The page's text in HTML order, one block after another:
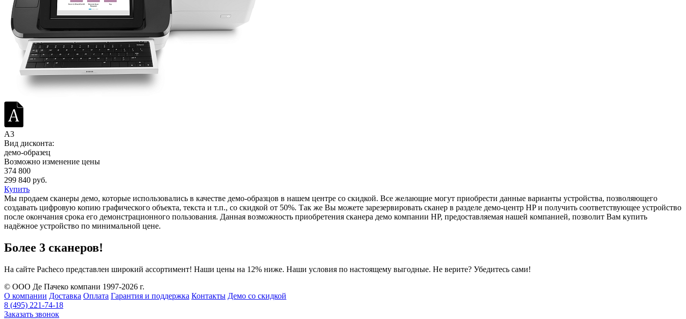
A3
Вид дисконта:
демо-образец
Возможно изменение цены
374 800
299 840 руб.
Купить
Мы продаем сканеры демо, которые использовались в качестве демо-образцов в нашем центре со скидкой. Все желающие могут приобрести данные варианты устройства, позволяющего
создавать цифровую копию графического объекта, текста и т.п., со скидкой от 50%. Так же Вы можете зарезервировать сканер в разделе демо-центр HP и получить соответствующее устройство
после окончания срока его демонстрационного пользования. Данная возможность приобретения сканера демо компании HP, предоставляемая нашей компанией, позволит Вам купить
надёжное устройство по минимальной цене.
Более 3 сканеров!
На сайте Pacheco представлен широкий ассортимент! Наши цены на 12% ниже. Наши условия по настоящему выгодные. Не верите? Убедитесь сами!
© ООО Де Пачеко компани 1997-2026 г.
О компании Доставка Оплата Гарантия и поддержка Контакты Демо со скидкой
8 (495) 221-74-18
Заказать звонок